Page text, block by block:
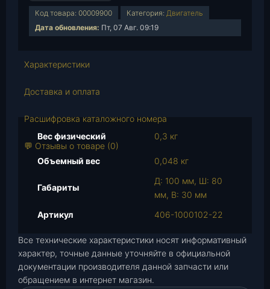
и
т
о
о
а
д
ы
ш
0
Код товара: 00009900 Категория: Двигатель
Дата обновления: Пт, 07 Авг. 09:19
Характеристики
Доставка и оплата
Расшифровка каталожного номера
💬 Отзывы о товаре (0)
Вес физический 0,3 кг
Объемный вес 0,048 кг
Габариты
Д: 100 мм, Ш: 80
мм, В: 30 мм
Артикул
406-1000102-22
Все технические характеристики носят информативный
характер, точные данные уточняйте в официальной
документации производителя данной запчасти или
обращением в интернет магазин.